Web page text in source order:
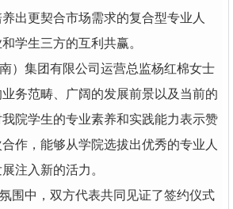
出更契合市场需求的复合型专业人
学生三方的互利共赢。
）集团有限公司运营总监杨红棉女士
务范畴、广阔的发展前景以及当前的
院学生的专业素养和实践能力表示赞
作，能够从学院选拔出优秀的专业人
注入新的活力。
围中，双方代表共同见证了签约仪式